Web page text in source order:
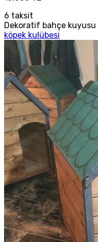
6 taksit
Dekoratif bahçe kuyusu
köpek kulübesi